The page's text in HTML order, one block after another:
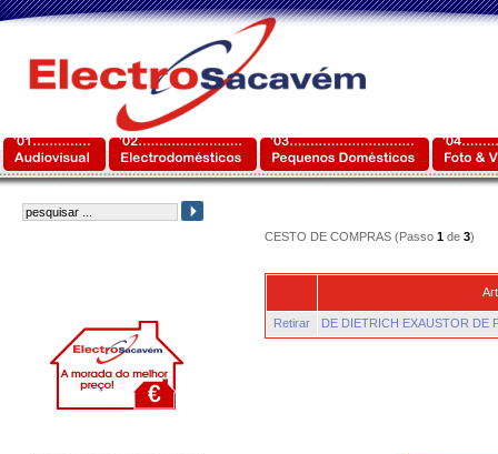
CESTO DE COMPRAS (Passo 1de 3)
Retirar DE DIETRICH EXAUSTOR DE